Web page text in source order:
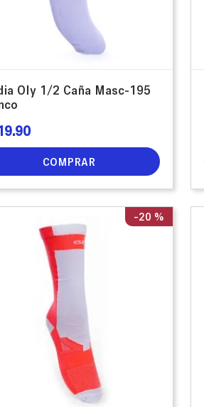
Oly 1/2 Caña Masc-195
.90
COMPRAR
-20 %